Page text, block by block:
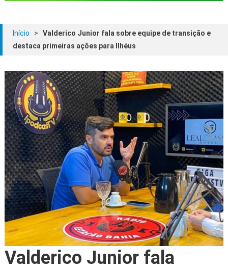
Início >
Valderico Junior fala sobre equipe de transição e
destaca primeiras ações para Ilhéus
Valderico Junior fala